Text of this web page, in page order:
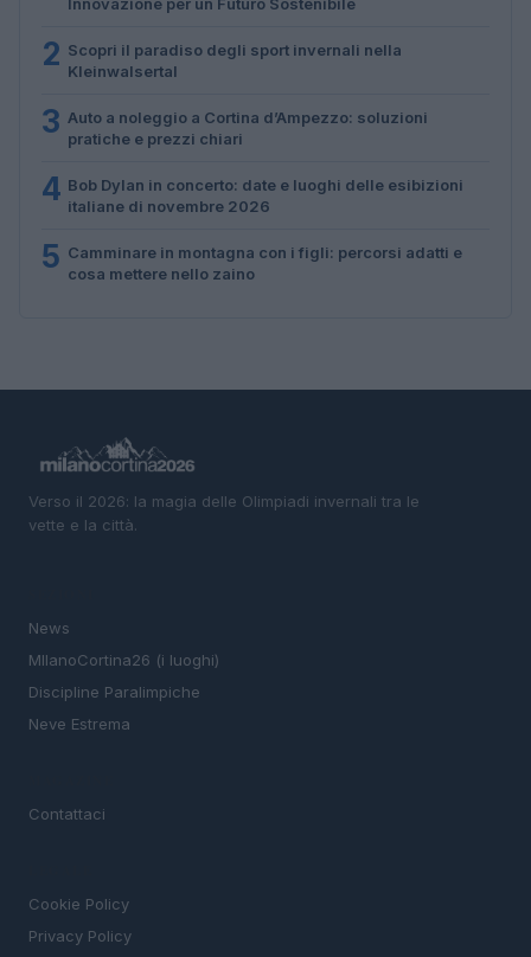
2 Scopri il paradiso degli sport invernali nella
Kleinwalsertal
3 Auto a noleggio a Cortina d’Ampezzo: soluzioni
pratiche e prezzi chiari
4 Bob Dylan in concerto: date e luoghi delle esibizioni
italiane di novembre 2026
5 Camminare in montagna con i figli: percorsi adatti e
cosa mettere nello zaino
Verso il 2026: la magia delle Olimpiadi invernali tra le
vette e la città.
News
MIlanoCortina26 (i luoghi)
Discipline Paralimpiche
Neve Estrema
Contattaci
Cookie Policy
Privacy Policy